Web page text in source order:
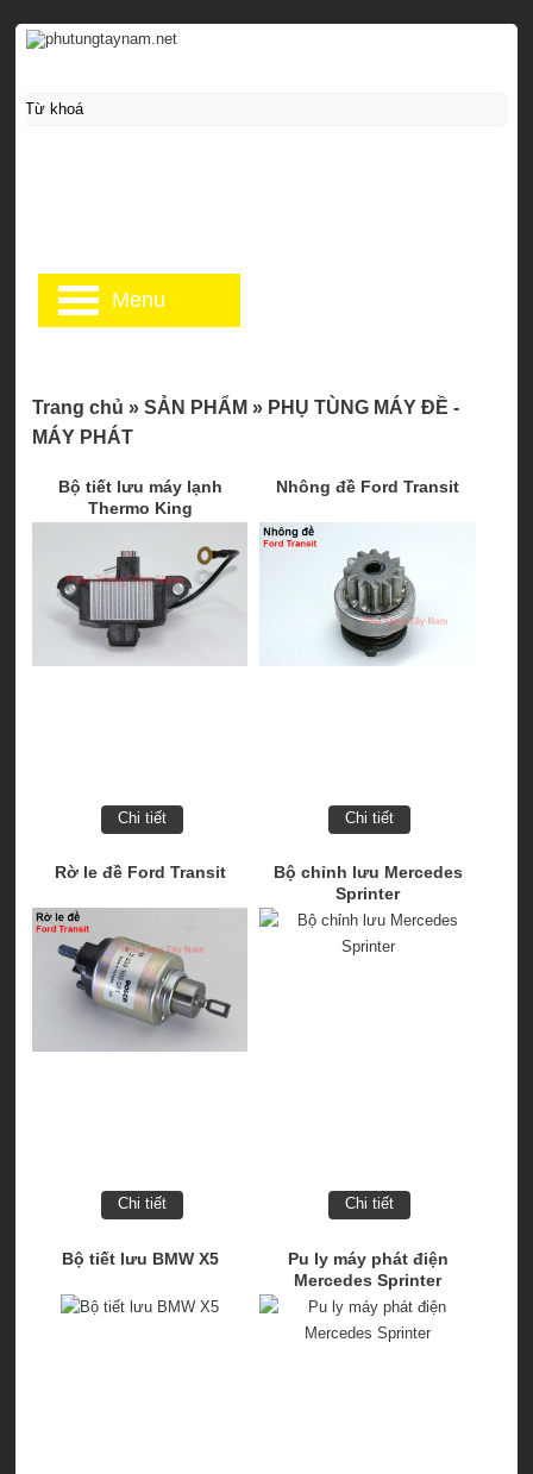
Bộ tiết lưu máy lạnh
Thermo King
Chi tiết
Nhông đề Ford Transit
Chi tiết
Rờ le đề Ford Transit
Chi tiết
Bộ chỉnh lưu Mercedes
Sprinter
Chi tiết
Bộ tiết lưu BMW X5
Pu ly máy phát điện
Mercedes Sprinter
Trang chủ » SẢN PHẨM » PHỤ TÙNG MÁY ĐỀ -
MÁY PHÁT
Menu